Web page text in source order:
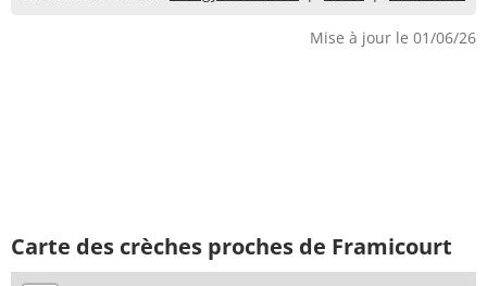
Mise à jour le 01/06/26
Carte des crèches proches de Framicourt